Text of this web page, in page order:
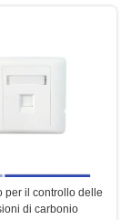
per il controllo delle
di carbonio